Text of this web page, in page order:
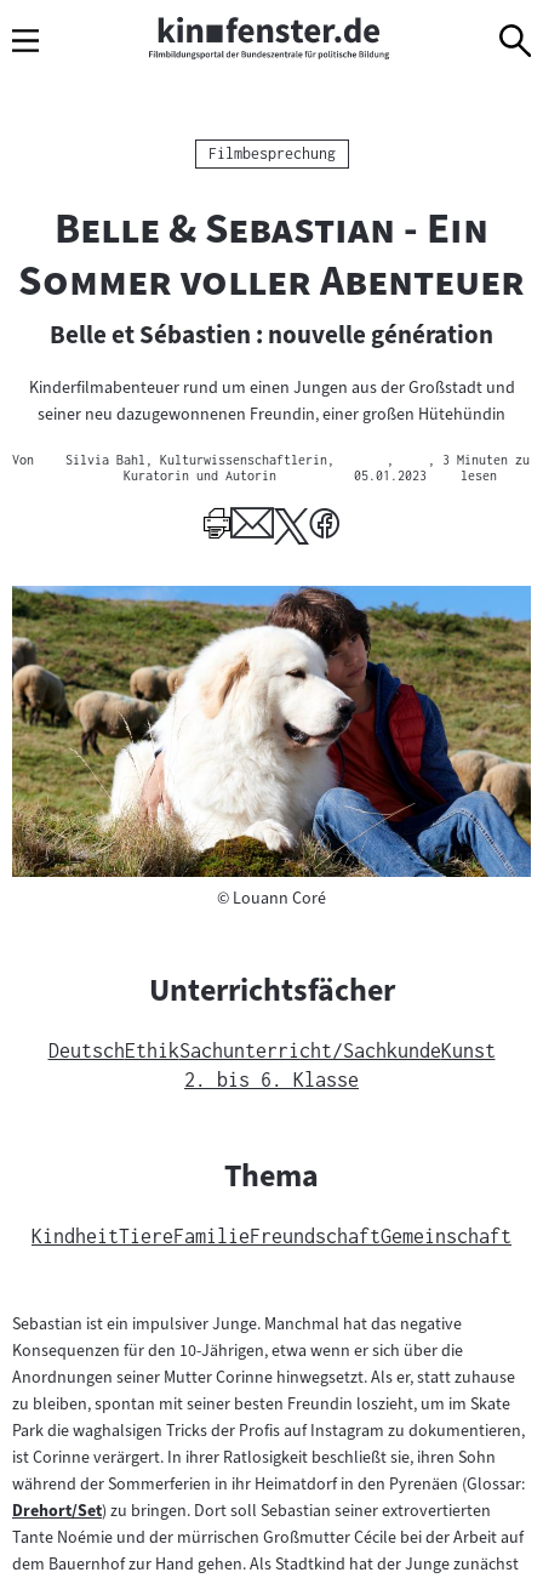
Navigation
zum
zur
Kategorie:
Filmbesprechung
"
Belle & Sebastian - Ein
Sommer voller Abenteuer
Belle et Sébastien : nouvelle génération
Kinderfilmabenteuer rund um einen Jungen aus der Großstadt und
seiner neu dazugewonnenen Freundin, einer großen Hütehündin
Von
Silvia Bahl, Kulturwissenschaftlerin,
Kuratorin und Autorin
05.01.2023
, 3 Minuten zu
lesen
©Copyright
Louann Coré
Unterrichtsfächer
DeutschEthikSachunterricht/SachkundeKunst
2. bis 6. Klasse
Thema
KindheitTiereFamilieFreundschaftGemeinschaft
Sebastian ist ein impulsiver Junge. Manchmal hat das negative
Konsequenzen für den 10-Jährigen, etwa wenn er sich über die
Anordnungen seiner Mutter Corinne hinwegsetzt. Als er, statt zuhause
zu bleiben, spontan mit seiner besten Freundin loszieht, um im Skate
Park die waghalsigen Tricks der Profis auf Instagram zu dokumentieren,
ist Corinne verärgert. In ihrer Ratlosigkeit beschließt sie, ihren Sohn
während der Sommerferien in ihr Heimatdorf in den Pyrenäen (Glossar:
Zum
Inhalt:
Drehort/Set) zu bringen. Dort soll Sebastian seiner extrovertierten
Tante Noémie und der mürrischen Großmutter Cécile bei der Arbeit auf
dem Bauernhof zur Hand gehen. Als Stadtkind hat der Junge zunächst